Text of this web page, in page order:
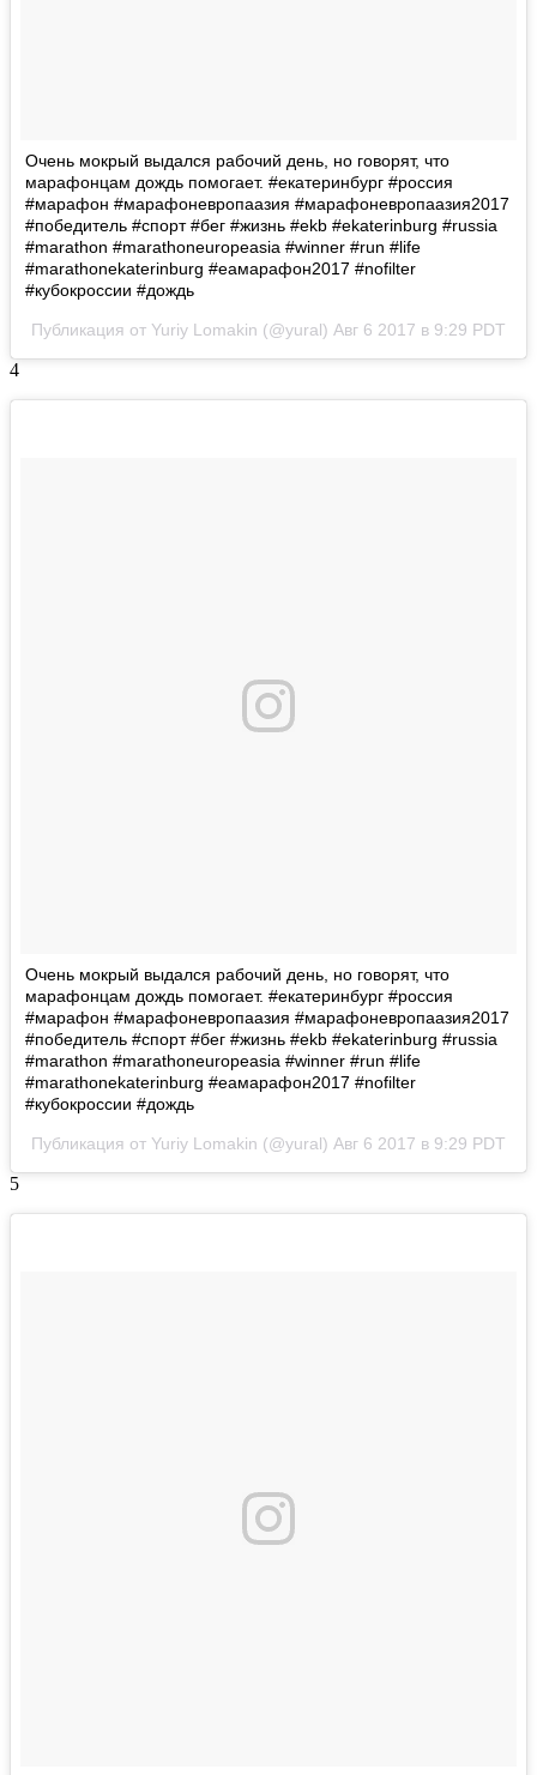
Очень мокрый выдался рабочий день, но говорят, что
марафонцам дождь помогает. #екатеринбург #россия
#марафон #марафоневропаазия #марафоневропаазия2017
#победитель #спорт #бег #жизнь #ekb #ekaterinburg #russia
#marathon #marathoneuropeasia #winner #run #life
#marathonekaterinburg #еамарафон2017 #nofilter
#кубокроссии #дождь
Публикация от Yuriy Lomakin (@yural) Авг 6 2017 в 9:29 PDT
4
Очень мокрый выдался рабочий день, но говорят, что
марафонцам дождь помогает. #екатеринбург #россия
#марафон #марафоневропаазия #марафоневропаазия2017
#победитель #спорт #бег #жизнь #ekb #ekaterinburg #russia
#marathon #marathoneuropeasia #winner #run #life
#marathonekaterinburg #еамарафон2017 #nofilter
#кубокроссии #дождь
Публикация от Yuriy Lomakin (@yural) Авг 6 2017 в 9:29 PDT
5